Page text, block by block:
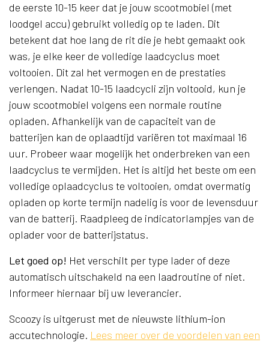
de eerste 10-15 keer dat je jouw scootmobiel (met
loodgel accu) gebruikt volledig op te laden. Dit
betekent dat hoe lang de rit die je hebt gemaakt ook
was, je elke keer de volledige laadcyclus moet
voltooien. Dit zal het vermogen en de prestaties
verlengen. Nadat 10-15 laadcycli zijn voltooid, kun je
jouw scootmobiel volgens een normale routine
opladen. Afhankelijk van de capaciteit van de
batterijen kan de oplaadtijd variëren tot maximaal 16
uur. Probeer waar mogelijk het onderbreken van een
laadcyclus te vermijden. Het is altijd het beste om een ​​
volledige oplaadcyclus te voltooien, omdat overmatig
opladen op korte termijn nadelig is voor de levensduur
van de batterij. Raadpleeg de indicatorlampjes van de
oplader voor de batterijstatus.
Let goed op! Het verschilt per type lader of deze
automatisch uitschakeld na een laadroutine of niet.
Informeer hiernaar bij uw leverancier.
Scoozy is uitgerust met de nieuwste lithium-ion
accutechnologie. Lees meer over de voordelen van een